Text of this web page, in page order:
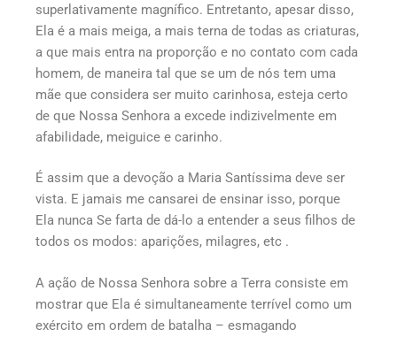
superlativamente magnífico. Entretanto, apesar disso,
Ela é a mais meiga, a mais terna de todas as criaturas,
a que mais entra na proporção e no contato com cada
homem, de maneira tal que se um de nós tem uma
mãe que considera ser muito carinhosa, esteja certo
de que Nossa Senhora a excede indizivelmente em
afabilidade, meiguice e carinho.
É assim que a devoção a Maria Santíssima deve ser
vista. E jamais me cansarei de ensinar isso, porque
Ela nunca Se farta de dá-lo a entender a seus filhos de
todos os modos: aparições, milagres, etc .
A ação de Nossa Senhora sobre a Terra consiste em
mostrar que Ela é simultaneamente terrível como um
exército em ordem de batalha – esmagando